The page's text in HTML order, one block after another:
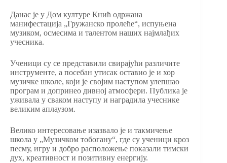
Данас је у Дом културе Кнић одржана
манифестација „Гружанско пролеће“, испуњена
музиком, осмесима и талентом наших најмлађих
учесника.
Ученици су се представили свирајући различите
инструменте, а посебан утисак оставио је и хор
музичке школе, који је својим наступом улепшао
програм и допринео дивној атмосфери. Публика је
уживала у сваком наступу и наградила учеснике
великим аплаузом.
Велико интересовање изазвало је и такмичење
школа у „Музичком тобогану“, где су ученици кроз
песму, игру и добро расположење показали тимски
дух, креативност и позитивну енергију.